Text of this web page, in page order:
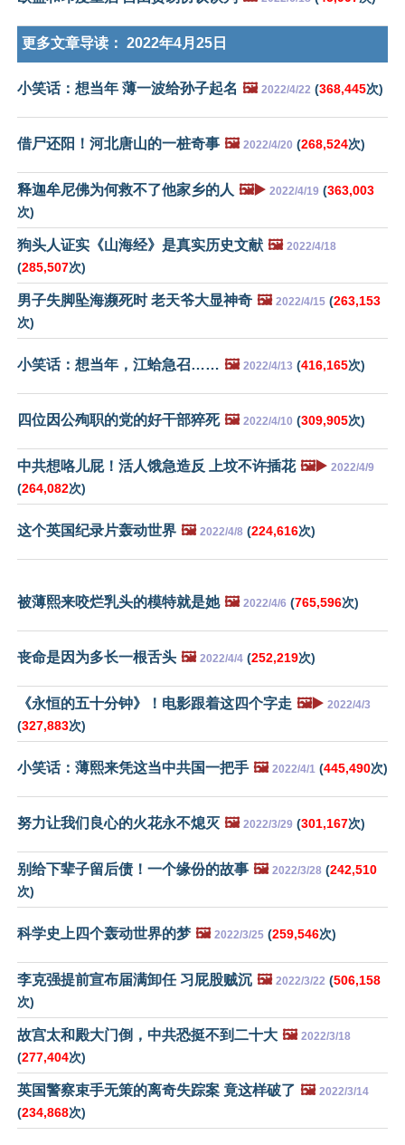
更多文章导读： 2022年4月25日
小笑话：想当年 薄一波给孙子起名 🖼️ 2022/4/22 (368,445次)
借尸还阳！河北唐山的一桩奇事 🖼️ 2022/4/20 (268,524次)
释迦牟尼佛为何救不了他家乡的人 🖼️▶️ 2022/4/19 (363,003
次)
狗头人证实《山海经》是真实历史文献 🖼️ 2022/4/18
(285,507次)
男子失脚坠海濒死时 老天爷大显神奇 🖼️ 2022/4/15 (263,153
次)
小笑话：想当年，江蛤急召…… 🖼️ 2022/4/13 (416,165次)
四位因公殉职的党的好干部猝死 🖼️ 2022/4/10 (309,905次)
中共想咯儿屁！活人饿急造反 上坟不许插花 🖼️▶️ 2022/4/9
(264,082次)
这个英国纪录片轰动世界 🖼️ 2022/4/8 (224,616次)
被薄熙来咬烂乳头的模特就是她 🖼️ 2022/4/6 (765,596次)
丧命是因为多长一根舌头 🖼️ 2022/4/4 (252,219次)
《永恒的五十分钟》！电影跟着这四个字走 🖼️▶️ 2022/4/3
(327,883次)
小笑话：薄熙来凭这当中共国一把手 🖼️ 2022/4/1 (445,490次)
努力让我们良心的火花永不熄灭 🖼️ 2022/3/29 (301,167次)
别给下辈子留后债！一个缘份的故事 🖼️ 2022/3/28 (242,510
次)
科学史上四个轰动世界的梦 🖼️ 2022/3/25 (259,546次)
李克强提前宣布届满卸任 习屁股贼沉 🖼️ 2022/3/22 (506,158
次)
故宫太和殿大门倒，中共恐挺不到二十大 🖼️ 2022/3/18
(277,404次)
英国警察束手无策的离奇失踪案 竟这样破了 🖼️ 2022/3/14
(234,868次)